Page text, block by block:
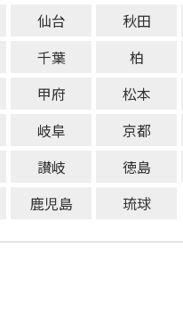
仙台 秋田
千葉 柏
甲府 松本
岐阜 京都
讃岐 徳島
鹿児島 琉球